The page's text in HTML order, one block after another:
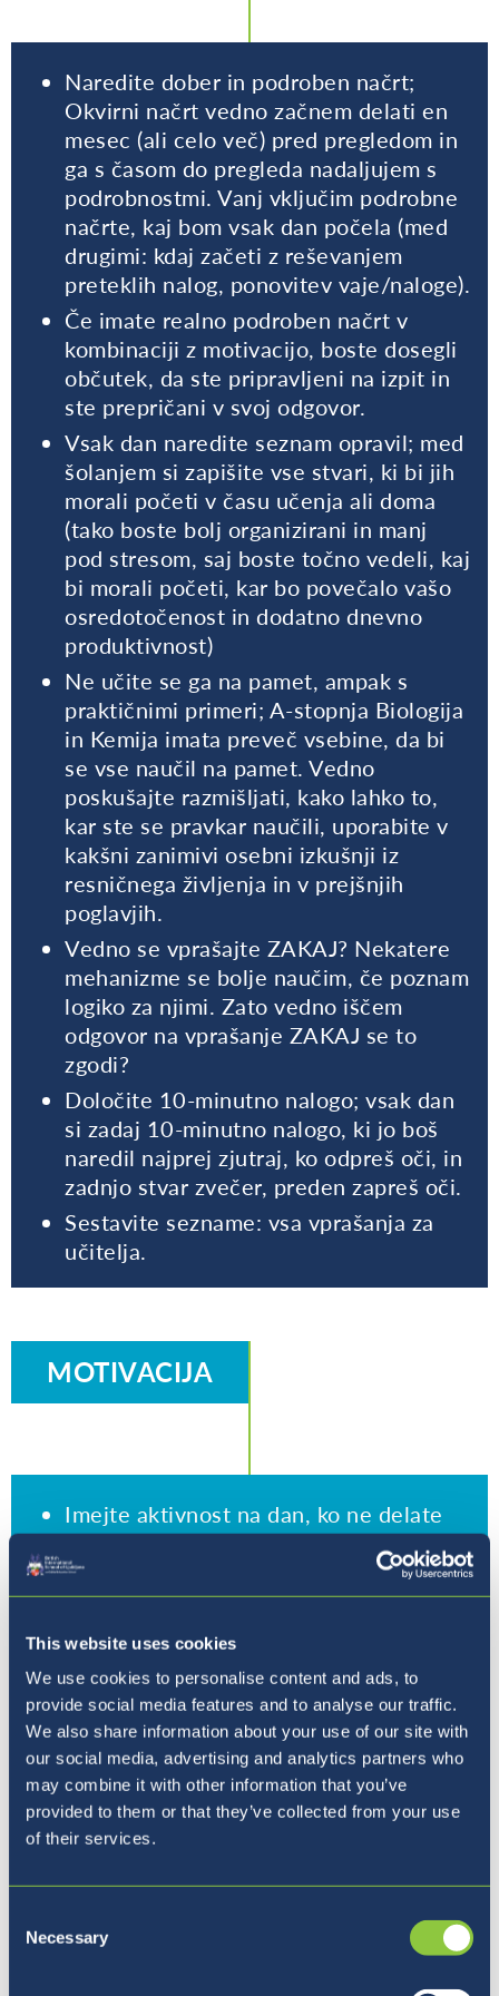
This website uses cookies
We use cookies to personalise content and ads, to
provide social media features and to analyse our traffic.
We also share information about your use of our site with
our social media, advertising and analytics partners who
may combine it with other information that you’ve
provided to them or that they’ve collected from your use
of their services.
Selection
Necessary
Naredite dober in podroben načrt;
Okvirni načrt vedno začnem delati en
mesec (ali celo več) pred pregledom in
ga s časom do pregleda nadaljujem s
podrobnostmi. Vanj vključim podrobne
načrte, kaj bom vsak dan počela (med
drugimi: kdaj začeti z reševanjem
preteklih nalog, ponovitev vaje/naloge).
Če imate realno podroben načrt v
kombinaciji z motivacijo, boste dosegli
občutek, da ste pripravljeni na izpit in
ste prepričani v svoj odgovor.
Vsak dan naredite seznam opravil; med
šolanjem si zapišite vse stvari, ki bi jih
morali početi v času učenja ali doma
(tako boste bolj organizirani in manj
pod stresom, saj boste točno vedeli, kaj
bi morali početi, kar bo povečalo vašo
osredotočenost in dodatno dnevno
produktivnost)
Ne učite se ga na pamet, ampak s
praktičnimi primeri; A-stopnja Biologija
in Kemija imata preveč vsebine, da bi
se vse naučil na pamet. Vedno
poskušajte razmišljati, kako lahko to,
kar ste se pravkar naučili, uporabite v
kakšni zanimivi osebni izkušnji iz
resničnega življenja in v prejšnjih
poglavjih.
Vedno se vprašajte ZAKAJ? Nekatere
mehanizme se bolje naučim, če poznam
logiko za njimi. Zato vedno iščem
odgovor na vprašanje ZAKAJ se to
zgodi?
Določite 10-minutno nalogo; vsak dan
si zadaj 10-minutno nalogo, ki jo boš
naredil najprej zjutraj, ko odpreš oči, in
zadnjo stvar zvečer, preden zapreš oči.
Sestavite sezname: vsa vprašanja za
učitelja.
MOTIVACIJA
Imejte aktivnost na dan, ko ne delate
ničesar za šolo (sprehodite psa, specite
kaj, pojdite v telovadnico ...).
nimate nobene motivacije in želje po
učenju, začnite tako, da nastavite
časovnik na samo 20 minut.
Sprejmi, da si le človek!
Naredi si tablo vizij in želja